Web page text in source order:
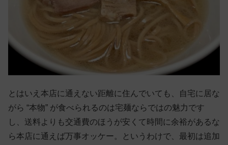
とはいえ本店に通えない距離に住んでいても、自宅に居な
がら “本物” が食べられるのは宅麺ならではの魅力です
し、送料よりも交通費のほうが安くて時間に余裕があるな
ら本店に通えば万事オッケー。というわけで、最初は追加